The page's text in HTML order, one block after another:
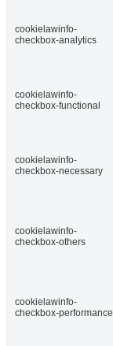
cookielawinfo-
checkbox-analytics
cookielawinfo-
checkbox-functional
cookielawinfo-
checkbox-necessary
cookielawinfo-
checkbox-others
cookielawinfo-
checkbox-performance